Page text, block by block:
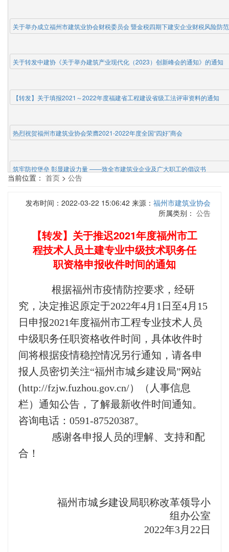
关于转发中建协《关于举办建筑产业现代化（2023）创新峰会的通知》的通知
【转发】关于填报2021～2022年度福建省工程建设省级工法评审资料的通知
热烈祝贺福州市建筑业协会荣膺2021-2022年度全国“四好”商会
筑牢防控堡垒 彰显建设力量 ——致全市建筑业企业及广大职工的倡议书
【转发】致全市广大志愿者、志愿服务组织和市民朋友们的倡议书
当前位置： 首页 > 公告
发布时间：2022-03-22 15:06:42 来源： 福州市建筑业协会
所属类别： 公告
【转发】关于推迟2021年度福州市工
程技术人员土建专业中级技术职务任
职资格申报收件时间的通知
根据福州市疫情防控要求，经研
究，决定推迟原定于2022年4月1日至4月15
日申报2021年度福州市工程专业技术人员
中级职务任职资格收件时间，具体收件时
间将根据疫情稳控情况另行通知，请各申
报人员密切关注“福州市城乡建设局”网站
(http://fzjw.fuzhou.gov.cn/）（人事信息
栏）通知公告，了解最新收件时间通知。
咨询电话：0591-87520387。
感谢各申报人员的理解、支持和配
合！
福州市城乡建设局职称改革领导小
组办公室
2022年3月22日